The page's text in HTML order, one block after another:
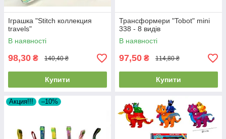
Іграшка "Stitch коллекция
travels"
В наявності
98,30 ₴ 140,40 ₴
Купити
Трансформери "Tobot" mini
338 - 8 видів
В наявності
97,50 ₴ 114,80 ₴
Купити
Акция!!! –10%